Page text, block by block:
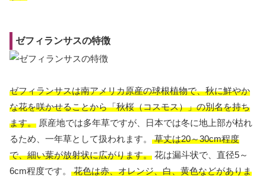
ゼフィランサスの特徴
ゼフィランサスは南アメリカ原産の球根植物で、秋に鮮やか
な花を咲かせることから「秋桜（コスモス）」の別名を持ち
ます。 原産地では多年草ですが、日本では冬に地上部が枯れ
るため、一年草として扱われます。 草丈は20～30cm程度
で、細い葉が放射状に広がります。 花は漏斗状で、直径5～
6cm程度です。 花色は赤、オレンジ、白、黄色などがありま